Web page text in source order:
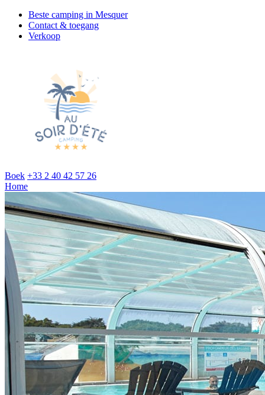
Beste camping in Mesquer
Contact & toegang
Verkoop
Boek +33 2 40 42 57 26
Home